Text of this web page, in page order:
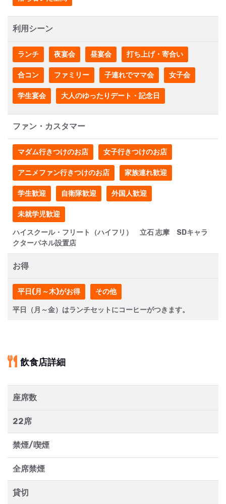
利用シーン
ランチ 夜宴会 昼宴会 打ち上げ・寄合い
合コン ファミリー 子連れでママ会 女子会
学生宴会 大人のゆったりデート・記念日
ファン・カスタマー
マダム行きつけのお店 女子行きつけのお店
アニメファン行きつけのお店 家族連れ歓迎
学生歓迎 自衛隊歓迎 外国人歓迎
未就学児歓迎
ハイスクール・フリート（ハイフリ） 立石 志摩 SDキャラ
クターパネル設置店
お得
平日(月～木)がお得 その他
平日（月～金）はランチセットにコーヒーがつきます。
飲食店詳細
座席数
22席
禁煙/喫煙
全席禁煙
貸切